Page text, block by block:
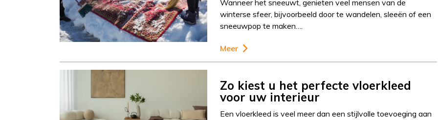
Wanneer het sneeuwt, genieten veel mensen van de
winterse sfeer, bijvoorbeeld door te wandelen, sleeën of een
sneeuwpop te maken….
Meer
Zo kiest u het perfecte vloerkleed
voor uw interieur
Een vloerkleed is veel meer dan een stijlvolle toevoeging aan